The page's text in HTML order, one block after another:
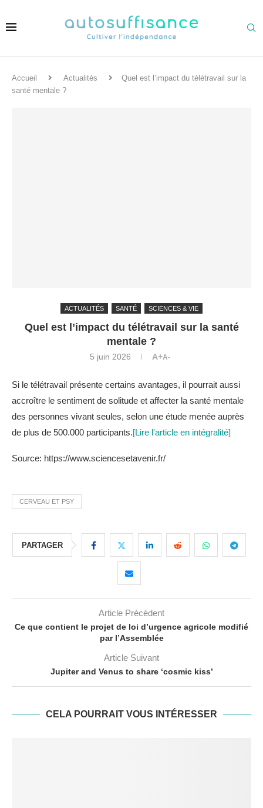
Accueil Actualités
Quel est l’impact du télétravail sur la
santé mentale ?
ACTUALITÉS SANTÉ SCIENCES & VIE
Quel est l’impact du télétravail sur la santé
mentale ?
5 juin 2026 A+A-
Si le télétravail présente certains avantages, il pourrait aussi
accroître le sentiment de solitude et affecter la santé mentale
des personnes vivant seules, selon une étude menée auprès
de plus de 500.000 participants.[Lire l'article en intégralité]
Source: https://www.sciencesetavenir.fr/
CERVEAU ET PSY
PARTAGER
Article Précédent
Ce que contient le projet de loi d’urgence agricole modifié
par l’Assemblée
Article Suivant
Jupiter and Venus to share ‘cosmic kiss’
CELA POURRAIT VOUS INTÉRESSER